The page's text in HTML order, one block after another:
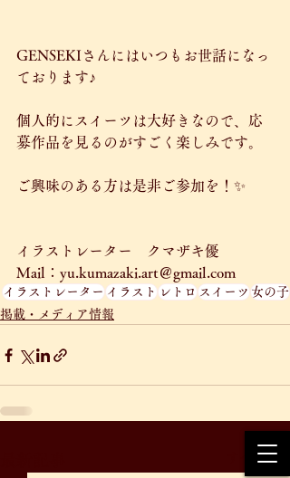
GENSEKIさんにはいつもお世話になっ
ております♪
個人的にスイーツは大好きなので、応
募作品を見るのがすごく楽しみです。
ご興味のある方は是非ご参加を！✨
イラストレーター　クマザキ優
Mail：yu.kumazaki.art＠gmail.com
イラストレーターイラストレトロスイーツ女の子
掲載・メディア情報
すべて表示